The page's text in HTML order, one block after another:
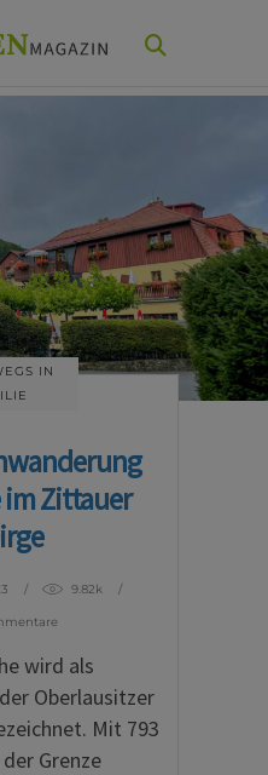
IN
im Zittauer
9.82k
wird als
Oberlausitzer
Mit 793
Grenze